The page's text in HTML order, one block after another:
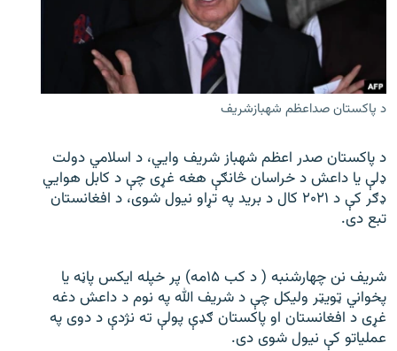
دري پاڼه
Azadi English
د ازادې اروپا/ ازادي راډيو ټولې پاڼې
د پاکستان صداعظم شهبازشریف
د پاکستان صدر اعظم شهباز شریف وایي، د اسلامي دولت
ډلې یا داعش د خراسان څانګې هغه غړی چې د کابل هوایي
ډګر کې د ۲۰۲۱ کال د برید په تړاو نیول شوی، د افغانستان
تبع دی.
شریف نن چهارشنبه ( د کب ۱۵مه) پر خپله ایکس پاڼه یا
پخواني ټویټر ولیکل چې د شریف الله په نوم د داعش دغه
غړی د افغانستان او پاکستان ګډې پولې ته نژدې د دوی په
عملیاتو کې نیول شوی دی.